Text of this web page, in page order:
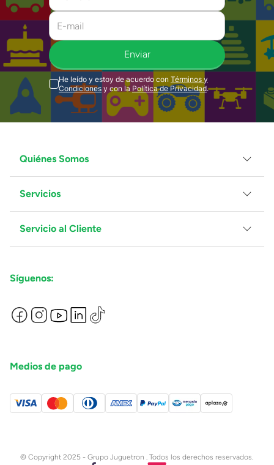
Enviar
He leído y estoy de acuerdo con Términos y
Condiciones y con la Política de Privacidad.
Quiénes Somos
Grupo Juguetron
Localiza tu tienda
Blog
Servicios
Facturación
Proveedores
Servicio al Cliente
Preguntas Frecuentes
Términos y Condiciones
Devoluciones de Compras en Línea
Síguenos:
Medios de pago
© Copyright 2025 - Grupo Juguetron . Todos los derechos reservados.